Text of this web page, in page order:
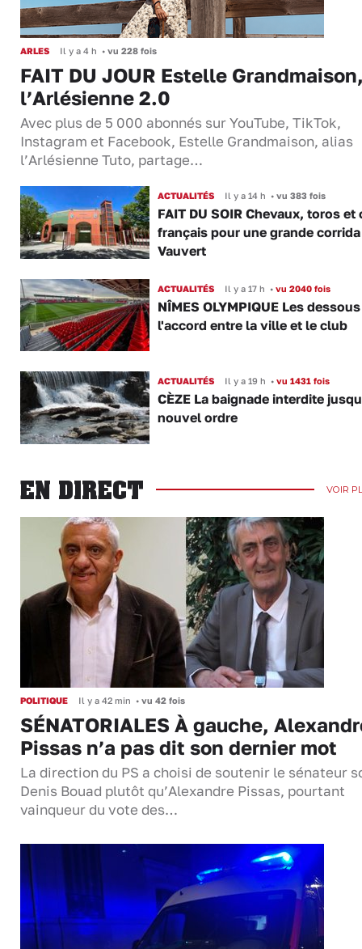
ARLES Il y a 4 h • vu 228 fois
FAIT DU JOUR Estelle
l’Arlésienne 2.0
Avec plus de 5 000 abonnés sur YouTube, TikTok,
Instagram et Facebook, Estelle Grandmaison, alias
l’Arlésienne Tuto, partage…
ACTUALITÉS Il y a 14 h •vu 383 fois
FAIT DU SOIR Chevaux, toros et
français pour une grande corrida
Vauvert
ACTUALITÉS Il y a 17 h •vu 2040 fois
NÎMES OLYMPIQUE Les
l'accord entre la ville et le club
ACTUALITÉS Il y a 19 h •vu 1431 fois
CÈZE La baignade interdite
nouvel ordre
EN DIRECT VOIR
POLITIQUE Il y a 42 min • vu 42 fois
SÉNATORIALES À gauche,
Pissas n’a pas dit son dernier mot
La direction du PS a choisi de soutenir le sénateur
Denis Bouad plutôt qu’Alexandre Pissas, pourtant
vainqueur du vote des…